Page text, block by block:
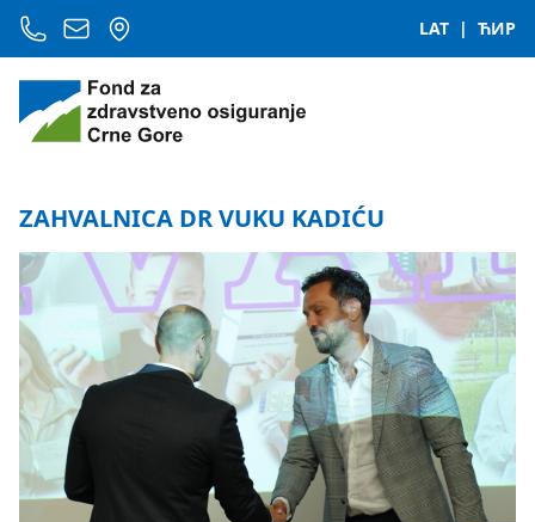
LAT | ЋИР
ZAHVALNICA DR VUKU KADIĆU